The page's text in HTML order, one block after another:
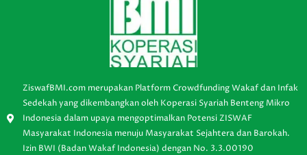
ZiswafBMI.com merupakan Platform Crowdfunding Wakaf dan Infak
Sedekah yang dikembangkan oleh Koperasi Syariah Benteng Mikro
Indonesia dalam upaya mengoptimalkan Potensi ZISWAF
Masyarakat Indonesia menuju Masyarakat Sejahtera dan Barokah.
Izin BWI (Badan Wakaf Indonesia) dengan No. 3.3.00190